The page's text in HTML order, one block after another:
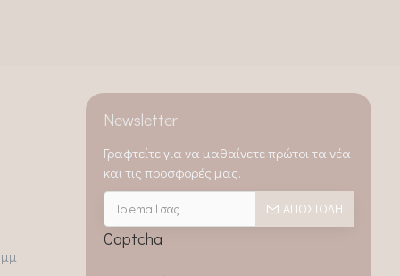
Newsletter
Γραφτείτε για να μαθαίνετε πρώτοι τα νέα
και τις προσφορές μας.
ΑΠΟΣΤΟΛΉ
Captcha